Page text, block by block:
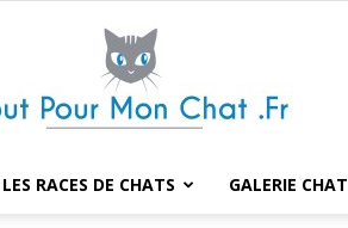
LES RACES DE CHATS GALERIE CHAT